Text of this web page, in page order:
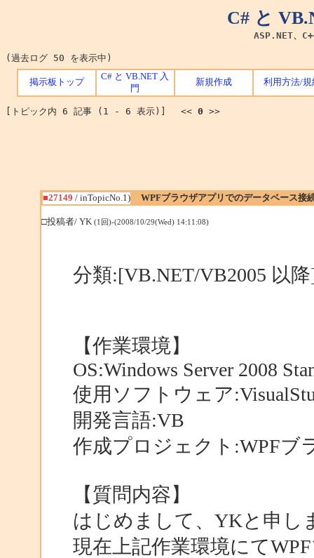
C# と
ASP.NET、
(過去ログ 50 を表示中)
掲示板トップ
C# と VB.NET 入
門
新規作成 利用方法/規
[トピック内 6 記事 (1 - 6 表示)] << 0 >>
■27149 / inTopicNo.1) WPFブラウザアプリでのデータベース接
□投稿者/ YK (1回)-(2008/10/29(Wed) 14:11:08)
分類:[VB.NET/VB2005 以
【作業環境】
OS:Windows Server 2008
使用ソフトウェア
開発言語:VB
作成プロジェクト:WPFブ
【質問内容】
はじめまして、YKと申し
現在上記作業環境にて